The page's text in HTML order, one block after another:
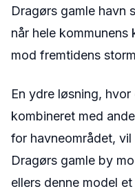
Dragørs gamle havn
når hele
mod fremtidens
En ydre løsning,
kombineret med
for havneområdet,
Dragørs gamle by
ellers denne model